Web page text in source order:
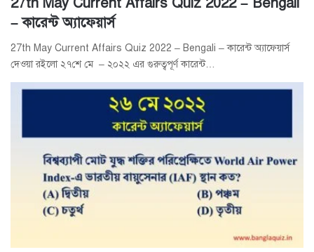
– কারেন্ট অ্যাফেয়ার্স
27th May Current Affairs Quiz 2022 – Bengali – কারেন্ট অ্যাফেয়ার্স
দেওয়া রইলো ২৭শে মে – ২০২২ এর গুরুত্বপূর্ণ কারেন্ট…